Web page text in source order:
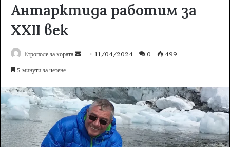
Антарктида работим за
ХХІІ век
Етрополе за хората
d
a
n
e
m
11/04/2024 0 499
5 минути за четене